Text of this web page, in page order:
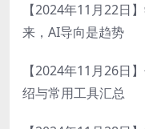
【2024年11月22日
来，AI导向是趋势
【2024年11月26日
绍与常用工具汇总